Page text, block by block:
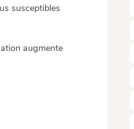
susceptibles
augmente